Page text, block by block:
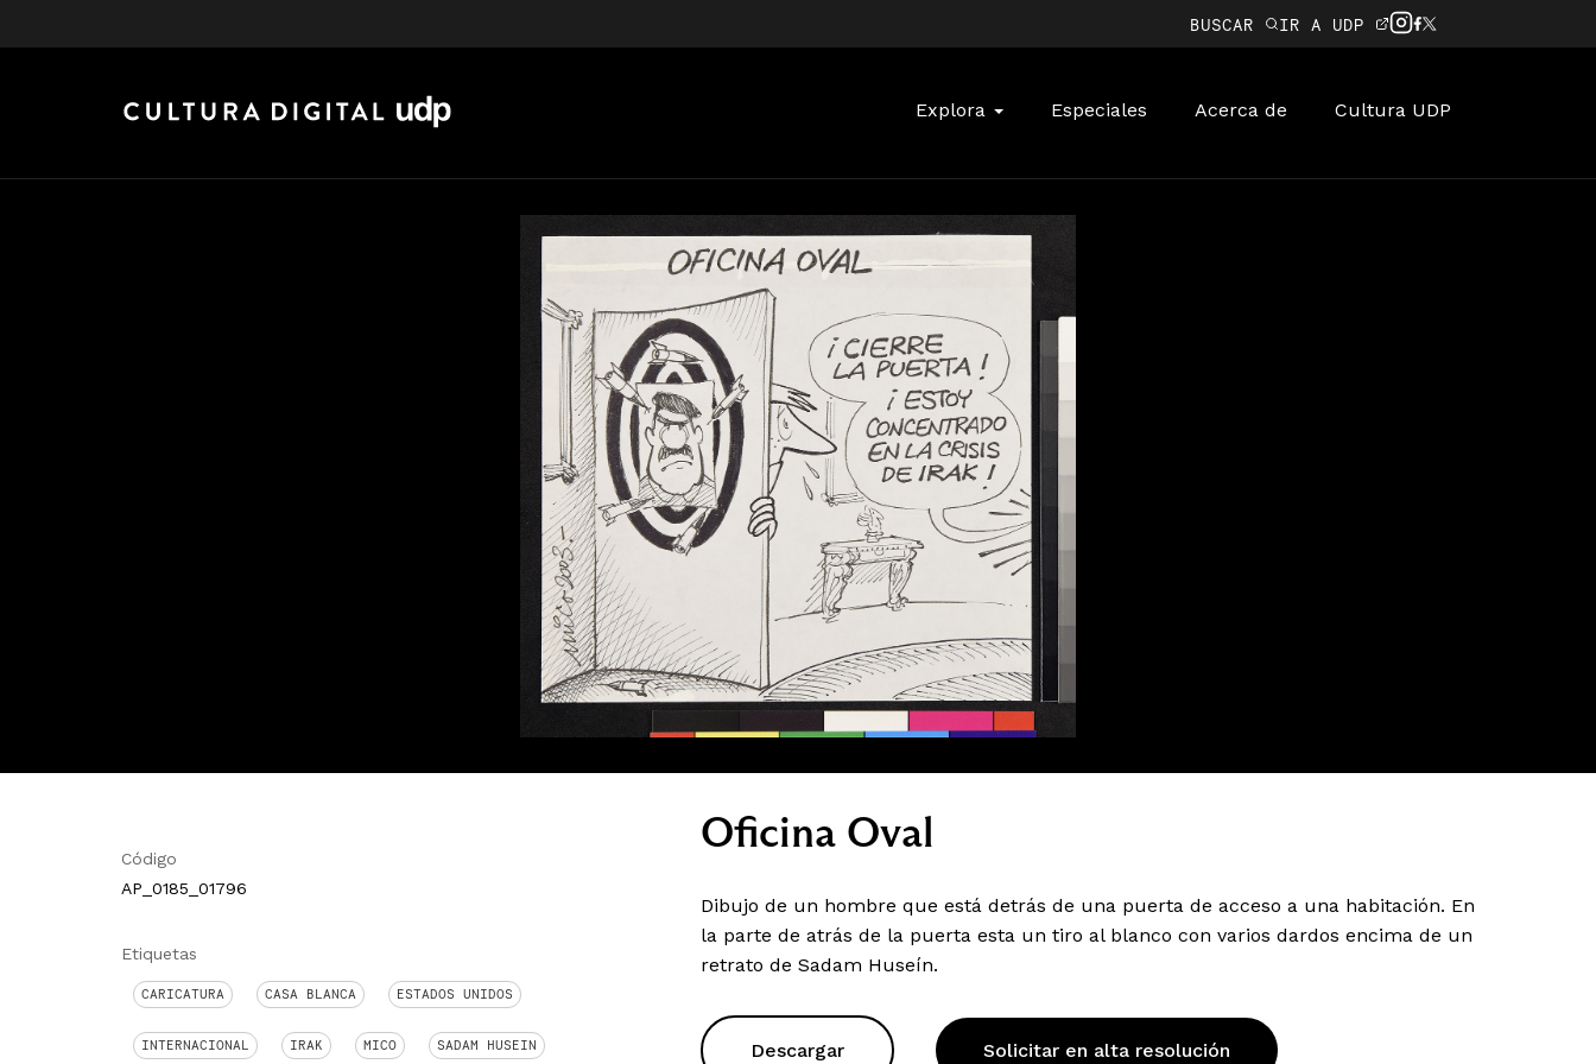
BUSCAR IR A UDP
Explora Especiales Acerca de Cultura UDP
Código
AP_0185_01796
Etiquetas
CARICATURA CASA BLANCA ESTADOS UNIDOS
INTERNACIONAL IRAK MICO SADAM HUSEIN
Oficina Oval
Dibujo de un hombre que está detrás de una puerta de acceso a una habitación. En
la parte de atrás de la puerta esta un tiro al blanco con varios dardos encima de un
retrato de Sadam Huseín.
Descargar Solicitar en alta resolución